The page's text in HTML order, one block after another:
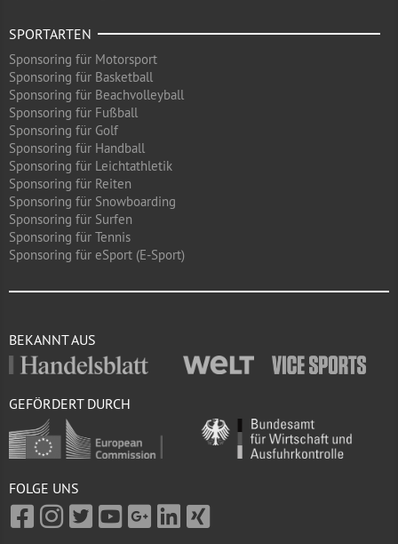
SPORTARTEN
Sponsoring für Motorsport
Sponsoring für Basketball
Sponsoring für Beachvolleyball
Sponsoring für Fußball
Sponsoring für Golf
Sponsoring für Handball
Sponsoring für Leichtathletik
Sponsoring für Reiten
Sponsoring für Snowboarding
Sponsoring für Surfen
Sponsoring für Tennis
Sponsoring für eSport (E-Sport)
BEKANNT AUS
GEFÖRDERT DURCH
FOLGE UNS